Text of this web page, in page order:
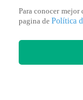
cusqueños. El
VIDENA,
Para conocer
pagina de Política